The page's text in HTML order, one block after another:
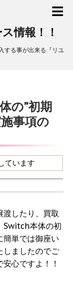
情報！！
する事が出来る『リユ
の”初期
事項の
ています
渡したり、買取
Switch本体の初
簡単では御座い
しましたのでご
心ですよ！！